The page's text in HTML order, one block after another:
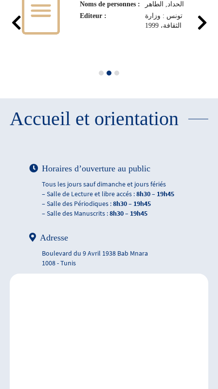
Noms de personnes :
الحداد, الطاهر‏
Editeur :
تونس : وزارة
الثقافة، 1999
Accueil et orientation
Horaires d’ouverture au public
Tous les jours sauf dimanche et jours fériés
– Salle de Lecture et libre accés :8h30 – 19h45
– Salle des Périodiques :8h30 – 19h45
– Salle des Manuscrits :8h30 – 19h45
Adresse
Boulevard du 9 Avril 1938 Bab Mnara
1008 - Tunis